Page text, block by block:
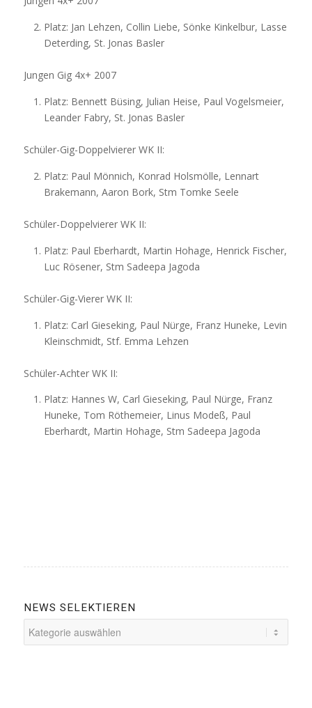
Platz: Jan Lehzen, Collin Liebe, Sönke Kinkelbur, Lasse
Deterding, St. Jonas Basler
Jungen Gig 4x+ 2007
Platz: Bennett Büsing, Julian Heise, Paul Vogelsmeier,
Leander Fabry, St. Jonas Basler
Schüler-Gig-Doppelvierer WK II:
Platz: Paul Mönnich, Konrad Holsmölle, Lennart
Brakemann, Aaron Bork, Stm Tomke Seele
Schüler-Doppelvierer WK II:
Platz: Paul Eberhardt, Martin Hohage, Henrick Fischer,
Luc Rösener, Stm Sadeepa Jagoda
Schüler-Gig-Vierer WK II:
Platz: Carl Gieseking, Paul Nürge, Franz Huneke, Levin
Kleinschmidt, Stf. Emma Lehzen
Schüler-Achter WK II:
Platz: Hannes W, Carl Gieseking, Paul Nürge, Franz
Huneke, Tom Röthemeier, Linus Modeß, Paul
Eberhardt, Martin Hohage, Stm Sadeepa Jagoda
NEWS SELEKTIEREN
News
selektieren